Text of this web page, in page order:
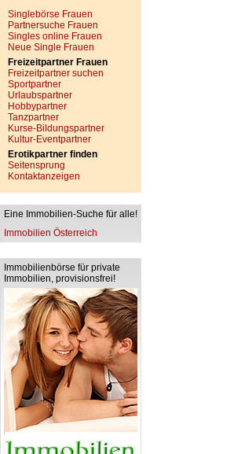
Singlebörse Frauen
Partnersuche Frauen
Singles online Frauen
Neue Single Frauen
Freizeitpartner Frauen
Freizeitpartner suchen
Sportpartner
Urlaubspartner
Hobbypartner
Tanzpartner
Kurse-Bildungspartner
Kultur-Eventpartner
Erotikpartner finden
Seitensprung
Kontaktanzeigen
Eine Immobilien-Suche für alle!
Immobilien Österreich
Immobilienbörse für private
Immobilien, provisionsfrei!